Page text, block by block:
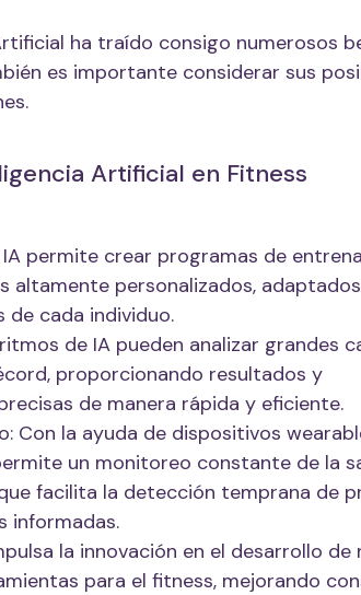
ha traído consigo numerosos
es importante considerar sus
Artificial en Fitness
IA permite crear programas de
altamente personalizados,
de cada individuo.
de IA pueden analizar grandes
proporcionando resultados y
de manera rápida y eficiente.
Con la ayuda de dispositivos
un monitoreo constante de la
facilita la detección temprana de
informadas.
la innovación en el desarrollo de
para el fitness, mejorando